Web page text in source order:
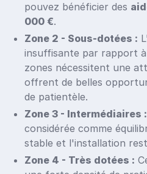
pouvez bénéficier des
000 €.
Zone 2 - Sous-dotées :
insuffisante par rapport
zones nécessitent une
offrent de belles
de patientèle.
Zone 3 - Intermédiaires :
considérée comme
stable et l'installation
Zone 4 - Très dotées :